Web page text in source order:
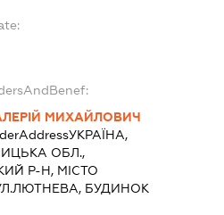
МИХАЙЛОВИЧ
УКРАЇНА,
ОБЛ.,
Р-Н, МІСТО
БУДИНОК